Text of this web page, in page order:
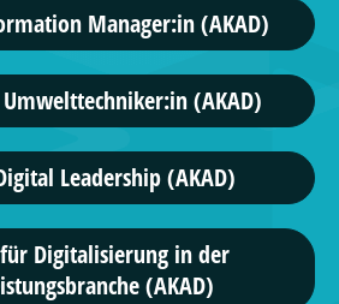
Manager:in (AKAD)
(AKAD)
Leadership (AKAD)
Digitalisierung in der
(AKAD)